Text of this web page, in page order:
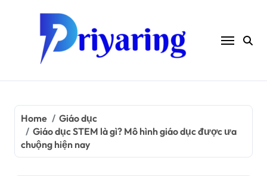
Home
Giáo dục
Giáo dục STEM là gì? Mô hình giáo dục được ưa
chuộng hiện nay